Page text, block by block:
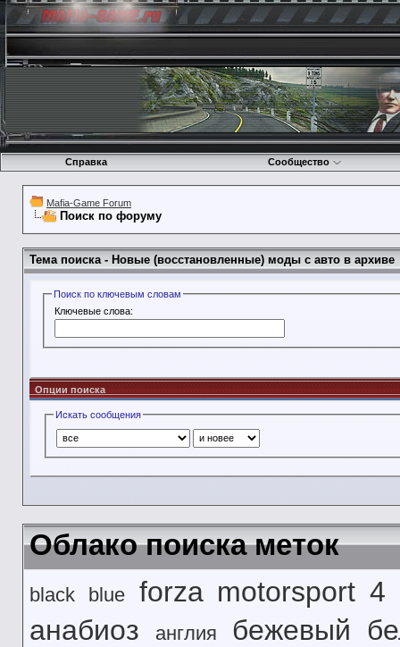
Справка Сообщество
Mafia-Game Forum
Поиск по форуму
Тема поиска - Новые (восстановленные) моды с авто в архиве
Поиск по ключевым словам
Ключевые слова:
Опции поиска
Искать сообщения
Облако поиска меток
black blue forza motorsport 4
анабиоз
англия бежевый